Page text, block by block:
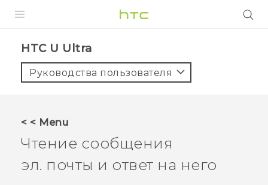
5G
VIVERSE
HTC U Ultra‎
Руководства пользователя
< < Menu
Чтение сообщения
эл. почты и ответ на него